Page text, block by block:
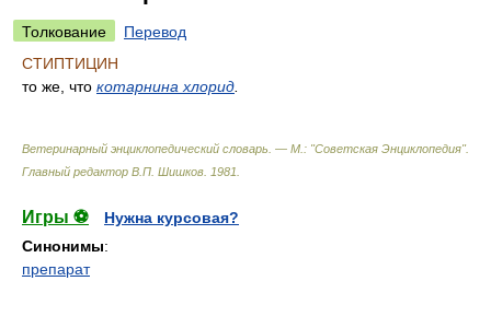
Толкование
Перевод
СТИПТИЦИН
то же, что котарнина хлорид
Ветеринарный энциклопедический словарь. — М.: "Советская Энциклопедия".
Главный редактор В.П. Шишков 1981
Игры ⚽
Нужна курсовая?
Синонимы:
препарат